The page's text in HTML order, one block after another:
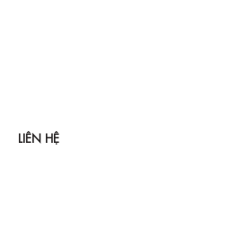
LIÊN HỆ